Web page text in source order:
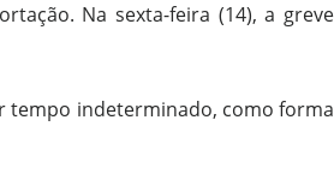
Na sexta-feira (14), a greve
tempo indeterminado, como forma